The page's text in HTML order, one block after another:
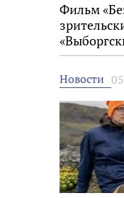
Фильм
Новости